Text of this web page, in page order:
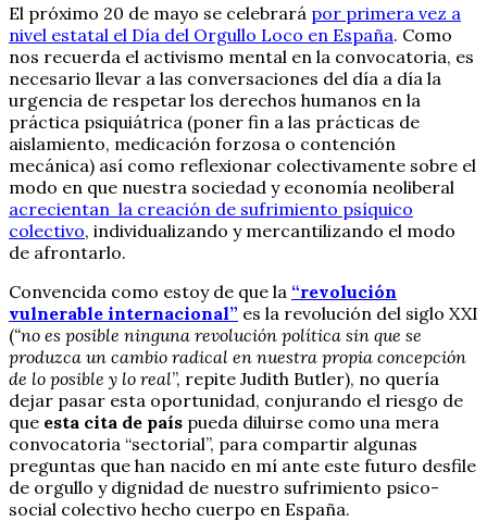
El próximo 20 de mayo se celebrará por primera vez a
nivel estatal el Día del Orgullo Loco en España. Como
nos recuerda el activismo mental en la convocatoria, es
necesario llevar a las conversaciones del día a día la
urgencia de respetar los derechos humanos en la
práctica psiquiátrica (poner fin a las prácticas de
aislamiento, medicación forzosa o contención
mecánica) así como reflexionar colectivamente sobre el
modo en que nuestra sociedad y economía neoliberal
acrecientan la creación de sufrimiento psíquico
colectivo, individualizando y mercantilizando el modo
de afrontarlo.
Convencida como estoy de que la “revolución
vulnerable internacional” es la revolución del siglo XXI
(“no es posible ninguna revolución política sin que se
produzca un cambio radical en nuestra propia concepción
de lo posible y lo real”, repite Judith Butler), no quería
dejar pasar esta oportunidad, conjurando el riesgo de
que esta cita de país pueda diluirse como una mera
convocatoria “sectorial”, para compartir algunas
preguntas que han nacido en mí ante este futuro desfile
de orgullo y dignidad de nuestro sufrimiento psico-
social colectivo hecho cuerpo en España.